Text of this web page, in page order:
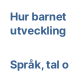
Hur
utveckling
Språk, tal